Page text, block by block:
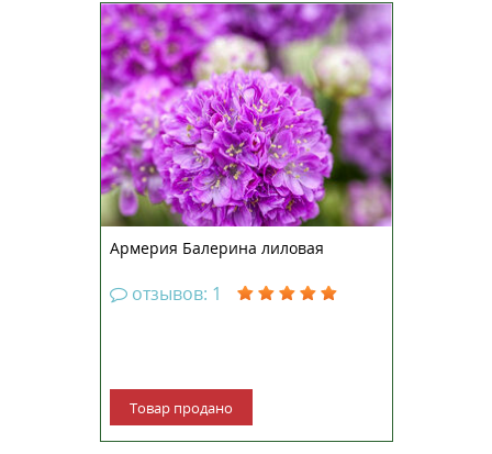
Многолетнее травянистое
растение высотой 15-20 см.
Наиболее ранняя, обильно
цветущая и однородная серия по
сравнению с традиционными
сортами. Куст образует плотную
розетку узких листьев с
прямостоячими цветоносами,
увенчанными...
Армерия Балерина лиловая
отзывов: 1
Товар продано